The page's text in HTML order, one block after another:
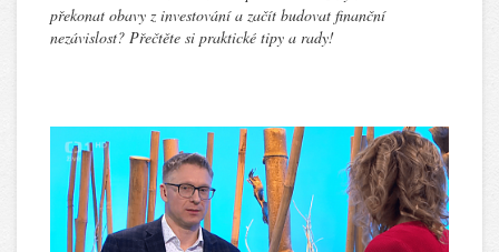
překonat obavy z investování a začít budovat finanční
nezávislost? Přečtěte si praktické tipy a rady!